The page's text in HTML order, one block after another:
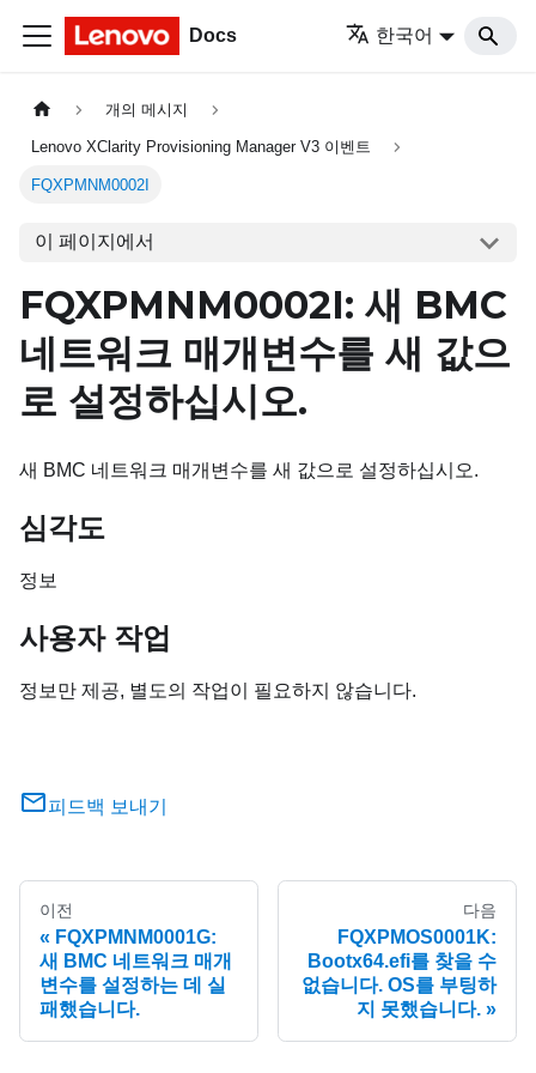
Docs 한국어
개의 메시지
Lenovo XClarity Provisioning Manager V3 이벤트
FQXPMNM0002I
이 페이지에서
FQXPMNM0002I: 새 BMC
네트워크 매개변수를 새 값으
로 설정하십시오.
새 BMC 네트워크 매개변수를 새 값으로 설정하십시오.
심각도
정보
사용자 작업
정보만 제공, 별도의 작업이 필요하지 않습니다.
피드백 보내기
이전
FQXPMNM0001G:
새 BMC 네트워크 매개
변수를 설정하는 데 실
패했습니다.
다음
FQXPMOS0001K:
Bootx64.efi를 찾을 수
없습니다. OS를 부팅하
지 못했습니다.